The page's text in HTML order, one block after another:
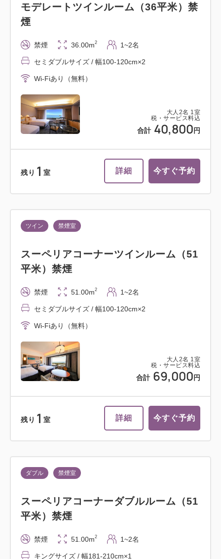
大人 2名 1 室
税・サービス料込
合計 40,800 円
モデレートツインルーム（36平米）禁
煙
禁煙 36.00m2 1~2名
セミダブルサイズ / 幅100-120cm×2
Wi-Fiあり（無料）
残り 1 室 詳細 今すぐ予約
大人 2名 1 室
税・サービス料込
合計 69,000 円
ツイン 禁煙室
スーペリアコーナーツインルーム（51
平米）禁煙
禁煙 51.00m2 1~2名
セミダブルサイズ / 幅100-120cm×2
Wi-Fiあり（無料）
残り 1 室 詳細 今すぐ予約
ダブル 禁煙室
スーペリアコーナーダブルルーム（51
平米）禁煙
禁煙 51.00m2 1~2名
キングサイズ / 幅181-210cm×1